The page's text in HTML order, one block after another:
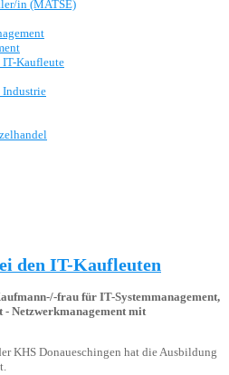
in (MATSE)
Kaufleute
den IT-Kaufleuten
frau für IT-Systemmanagement,
- Netzwerkmanagement mit
KHS Donaueschingen hat die Ausbildung